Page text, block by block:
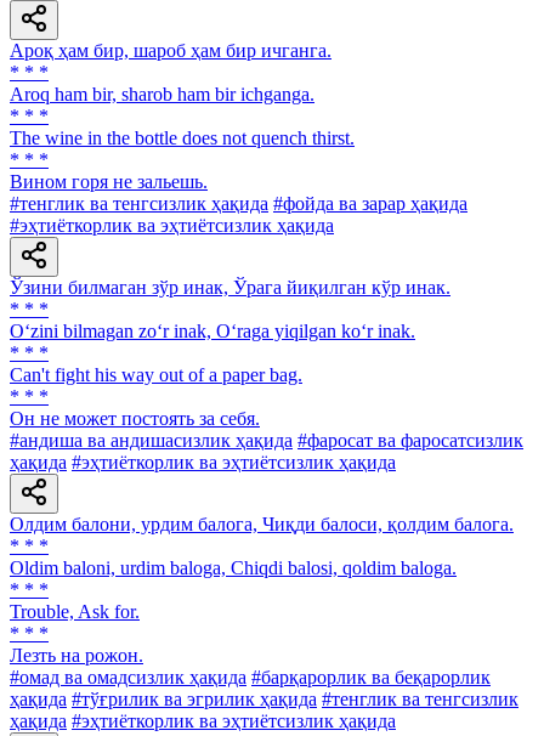
Ароқ ҳам бир, шароб ҳам бир ичганга.
* * *
Aroq ham bir, sharob ham bir ichganga.
* * *
The wine in the bottle does not quench thirst.
* * *
Вином горя не зальешь.
#тенглик ва тенгсизлик ҳақида #фойда ва зарар ҳақида
#эҳтиёткорлик ва эҳтиётсизлик ҳақида
Ўзини билмаган зўр инак, Ўрага йиқилган кўр инак.
* * *
O‘zini bilmagan zo‘r inak, O‘raga yiqilgan ko‘r inak.
* * *
Can't fight his way out of a paper bag.
* * *
Он не может постоять за себя.
#андиша ва андишасизлик ҳақида #фаросат ва фаросатсизлик
ҳақида #эҳтиёткорлик ва эҳтиётсизлик ҳақида
Олдим балони, урдим балога, Чиқди балоси, қолдим балога.
* * *
Oldim baloni, urdim baloga, Chiqdi balosi, qoldim baloga.
* * *
Trouble, Ask for.
* * *
Лезть на рожон.
#омад ва омадсизлик ҳақида #барқарорлик ва беқарорлик
ҳақида #тўғрилик ва эгрилик ҳақида #тенглик ва тенгсизлик
ҳақида #эҳтиёткорлик ва эҳтиётсизлик ҳақида